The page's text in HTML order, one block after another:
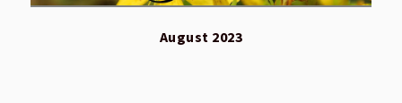
August 2023